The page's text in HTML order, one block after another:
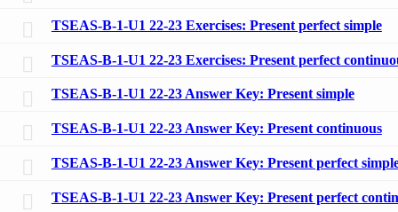
TSEAS-B-1-U1 22-23 Exercises: Present perfect simple
TSEAS-B-1-U1 22-23 Exercises: Present perfect
TSEAS-B-1-U1 22-23 Answer Key: Present simple
TSEAS-B-1-U1 22-23 Answer Key: Present continuous
TSEAS-B-1-U1 22-23 Answer Key: Present perfect
TSEAS-B-1-U1 22-23 Answer Key: Present perfect